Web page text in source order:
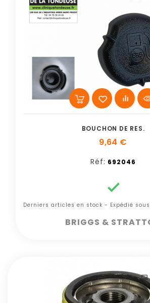
BOUCHON DE RES.
9,64 €
Réf: 692046

Derniers articles en stock - Expédié
BRIGGS &